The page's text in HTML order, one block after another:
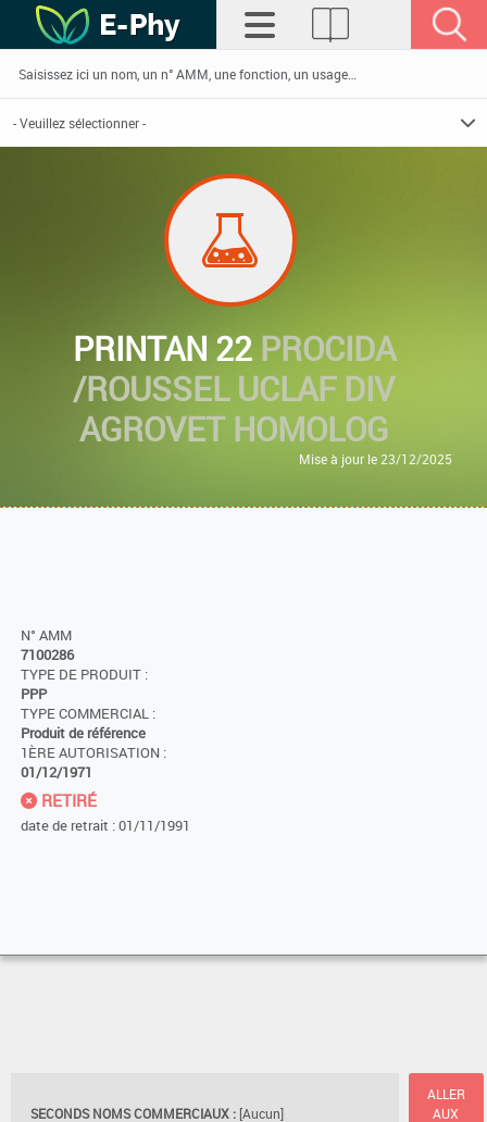
PRINTAN 22 PROCIDA
/ROUSSEL UCLAF DIV
AGROVET HOMOLOG
Mise à jour le 23/12/2025
N° AMM
7100286
TYPE DE PRODUIT :
PPP
TYPE COMMERCIAL :
Produit de référence
1ÈRE AUTORISATION :
01/12/1971
RETIRÉ
date de retrait : 01/11/1991
SECONDS NOMS COMMERCIAUX : [Aucun]
ALLER
AUX